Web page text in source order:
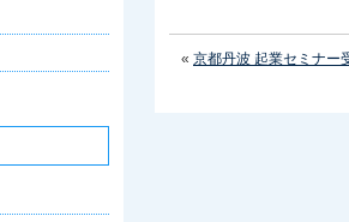
« 京都丹波 起業セミナー